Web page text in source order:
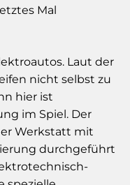
Mal
Laut der
nicht selbst zu
hier ist
im Spiel. Der
Werkstatt mit
durchgeführt